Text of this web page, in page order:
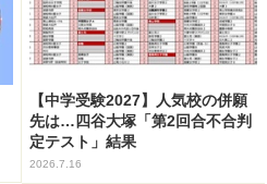
【中学受験2027】人気校の併願
先は…四谷大塚「第2回合不合判
定テスト」結果
2026.7.16